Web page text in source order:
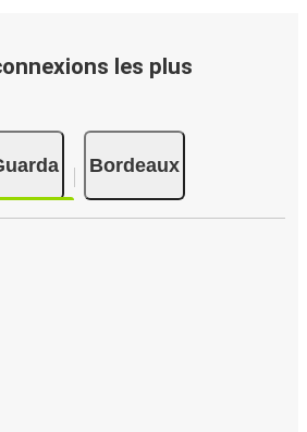
pouvez choisir entre différents
: carte bancaire, PayPal,
Apple Pay. Vous pouvez également
un point de vente ou lorsque vous
les plus
Bordeaux